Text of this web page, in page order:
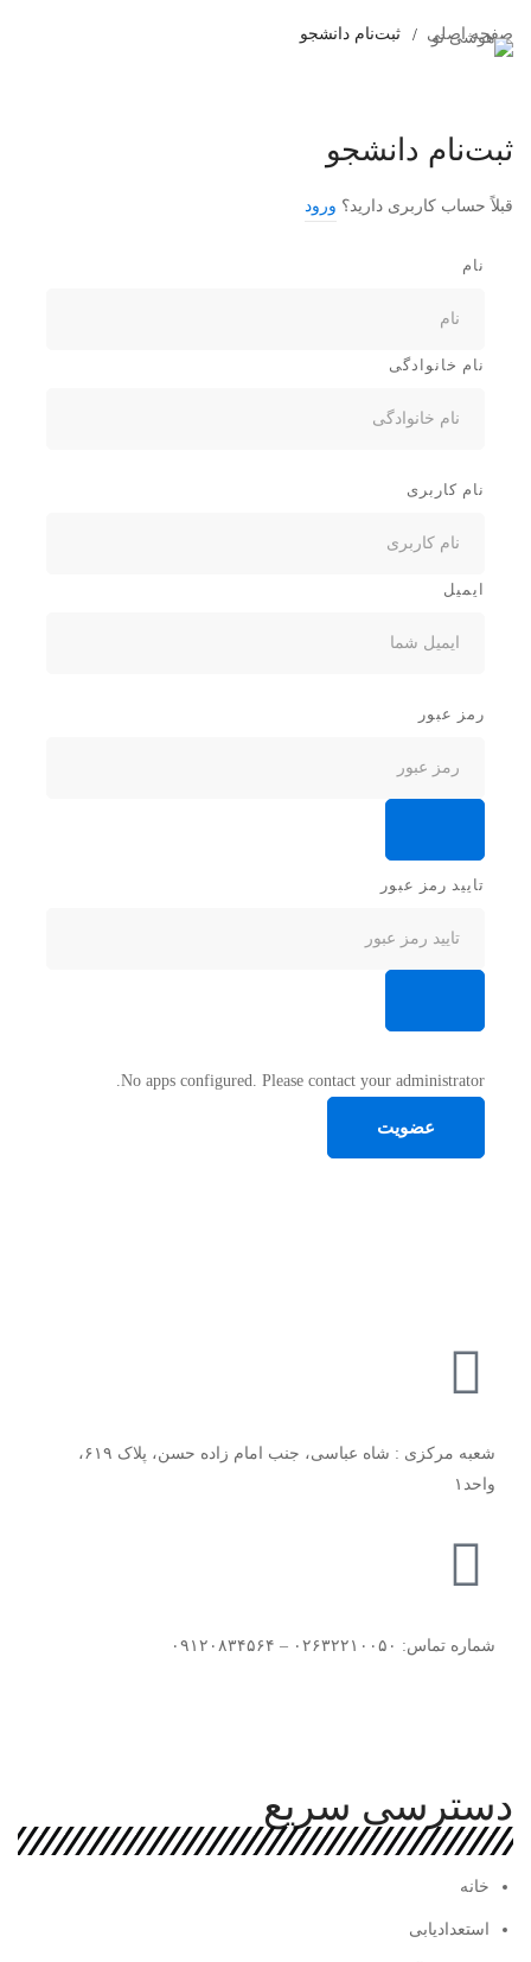
صفحه اصلی ثبت‌نام دانشجو
ثبت‌نام دانشجو
قبلاً حساب کاربری دارید؟ ورود
نام
نام خانوادگی
نام کاربری
ایمیل
رمز عبور
تایید رمز عبور
No apps configured. Please contact your administrator.
عضویت
شعبه مرکزی : شاه عباسی، جنب امام زاده حسن، پلاک ۶۱۹،
واحد۱​
شماره تماس: ۰۲۶۳۲۲۱۰۰۵۰ – ۰۹۱۲۰۸۳۴۵۶۴
دسترسی سریع
خانه
استعدادیابی